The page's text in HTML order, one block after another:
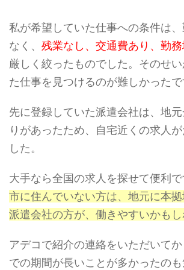
私が希望していた仕事への条件は
なく、 残業なし、交通費あり、勤
厳しく絞ったものでした。そのせ
た仕事を見つけるのが難しかったで
先に登録していた派遣会社は、地
りがあったため、自宅近くの求人
した。
大手なら全国の求人を探せて便利で
市に住んでいない方は、地元に本
派遣会社の方が、働きやすいかもし
アデコで紹介の連絡をいただいて
での期間が長いことが多かったの